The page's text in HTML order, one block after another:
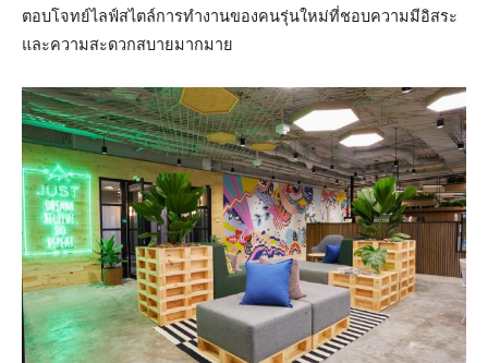
ตอบโจทย์ไลฟ์สไตล์การทำงานของคนรุ่นใหม่ที่ชอบความมีอิสระ
และความสะดวกสบายมากมาย